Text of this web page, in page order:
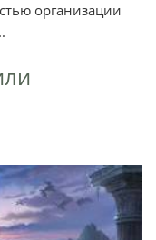
организации